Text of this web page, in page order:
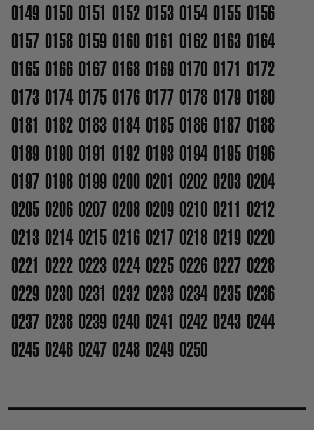
0149 0150 0151 0152 0153 0154 0155 0156
0157 0158 0159 0160 0161 0162 0163 0164
0165 0166 0167 0168 0169 0170 0171 0172
0173 0174 0175 0176 0177 0178 0179 0180
0181 0182 0183 0184 0185 0186 0187 0188
0189 0190 0191 0192 0193 0194 0195 0196
0197 0198 0199 0200 0201 0202 0203 0204
0205 0206 0207 0208 0209 0210 0211 0212
0213 0214 0215 0216 0217 0218 0219 0220
0221 0222 0223 0224 0225 0226 0227 0228
0229 0230 0231 0232 0233 0234 0235 0236
0237 0238 0239 0240 0241 0242 0243 0244
0245 0246 0247 0248 0249 0250